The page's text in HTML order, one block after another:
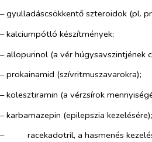
– gyulladáscsökkentő szteroidok (pl.
– kalciumpótló készítmények;
– allopurinol (a vér húgysavszintjének
– prokainamid (szívritmuszavarokra);
– kolesztiramin (a vérzsírok
– karbamazepin (epilepszia kezelésére);
–​
racekadotril, a hasmenés